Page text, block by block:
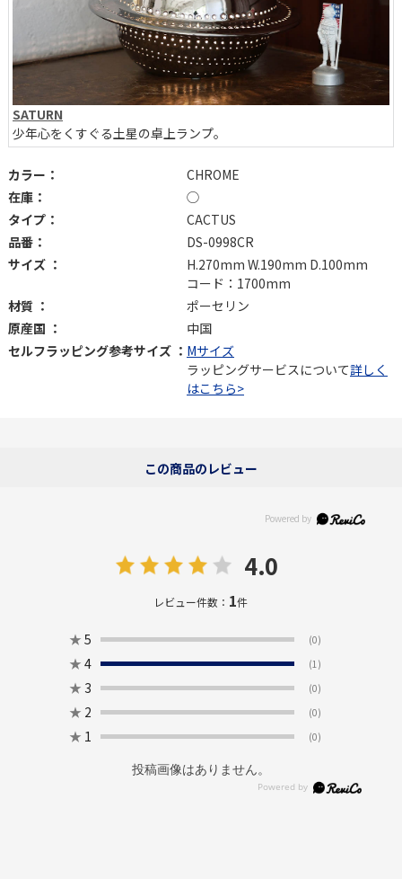
SATURN
少年心をくすぐる土星の卓上ランプ。
カラー：
CHROME
在庫：
◯
タイプ：
CACTUS
品番：
DS-0998CR
サイズ ：
H.270mm W.190mm D.100mm
コード：1700mm
材質 ：
ポーセリン
原産国 ：
中国
セルフラッピング参考サイズ ： Mサイズ
ラッピングサービスについて詳しく
はこちら>
この商品のレビュー
4.0
レビュー件数： 1件
★ 5 (0)
★ 4 (1)
★ 3 (0)
★ 2 (0)
★ 1 (0)
投稿画像はありません。